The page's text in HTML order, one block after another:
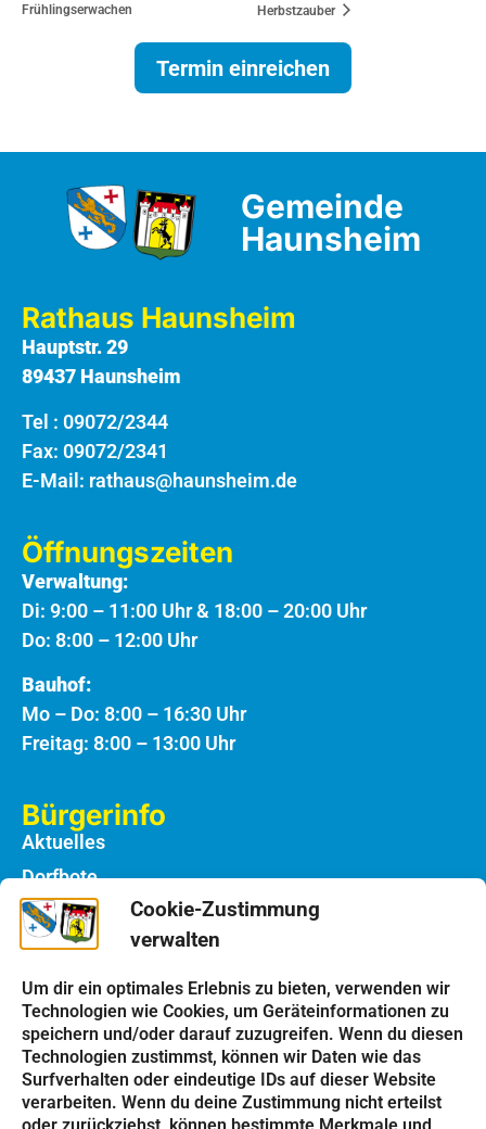
Cookie-Zustimmung
verwalten
Um dir ein optimales Erlebnis zu bieten, verwenden wir
Technologien wie Cookies, um Geräteinformationen zu
speichern und/oder darauf zuzugreifen. Wenn du diesen
Technologien zustimmst, können wir Daten wie das
Surfverhalten oder eindeutige IDs auf dieser Website
verarbeiten. Wenn du deine Zustimmung nicht erteilst
Frühlingserwachen
Herbstzauber
Termin einreichen
Gemeinde
Haunsheim
Rathaus Haunsheim
Hauptstr. 29
89437 Haunsheim
Tel : 09072/2344
Fax: 09072/2341
E-Mail: rathaus@haunsheim.de
Öffnungszeiten
Verwaltung:
Di: 9:00 – 11:00 Uhr & 18:00 – 20:00 Uhr
Do: 8:00 – 12:00 Uhr
Bauhof:
Mo – Do: 8:00 – 16:30 Uhr
Freitag: 8:00 – 13:00 Uhr
Bürgerinfo
Aktuelles
Dorfbote
Rathaus
Notdienste
Bauhof
Einrichtungen
Kindergarten
Schulen